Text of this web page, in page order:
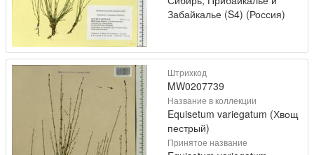
Забайкалье (S4) (Россия)
Штрихкод
MW0207739
Название в коллекции
Equisetum variegatum (Хвощ
пестрый)
Принятое название